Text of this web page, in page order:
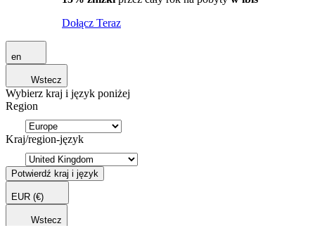
Dołącz Teraz
en
Wstecz
Wybierz kraj i język poniżej
Region
Kraj/region-język
Potwierdź kraj i język
EUR (€)
Wstecz